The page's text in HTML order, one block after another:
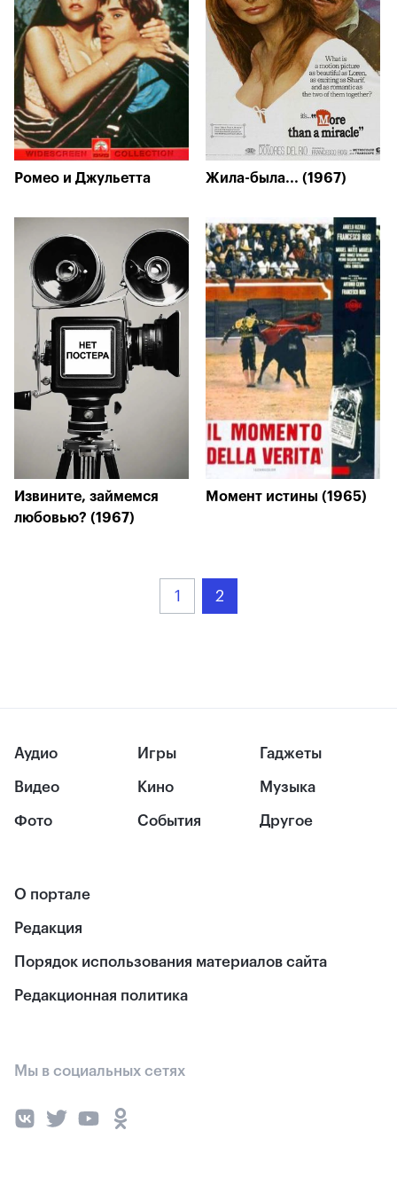
Ромео и Джульетта Жила-была... (1967)
Извините, займемся
любовью? (1967)
Момент истины (1965)
1 2
Аудио
Видео
Фото
Игры
Кино
События
Гаджеты
Музыка
Другое
О портале
Редакция
Порядок использования материалов сайта
Редакционная политика
Мы в социальных сетях